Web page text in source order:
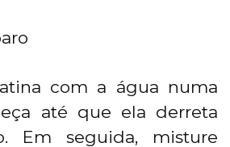
com a água numa
até que ela derreta
Em seguida, misture